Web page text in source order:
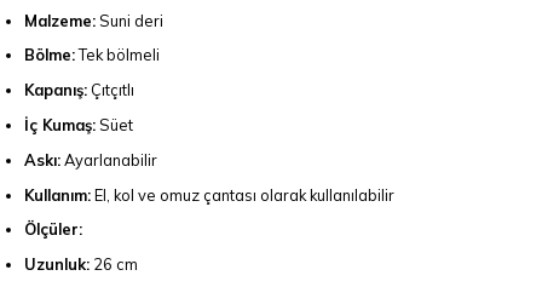
Malzeme:Suni deri
Bölme:Tek bölmeli
Kapanış: Çıtçıtlı
İç Kumaş:Süet
Askı:Ayarlanabilir
Kullanım:El, kol ve omuz çantası olarak kullanılabilir
Ölçüler:
Uzunluk: 26 cm